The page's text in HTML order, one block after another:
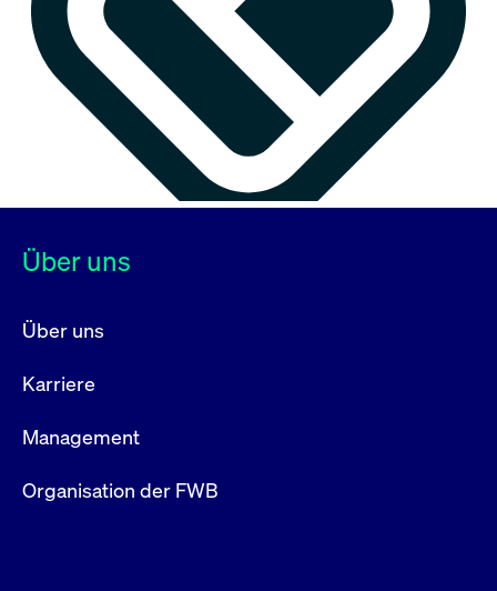
Über uns
Über uns
Karriere
Management
Organisation der FWB